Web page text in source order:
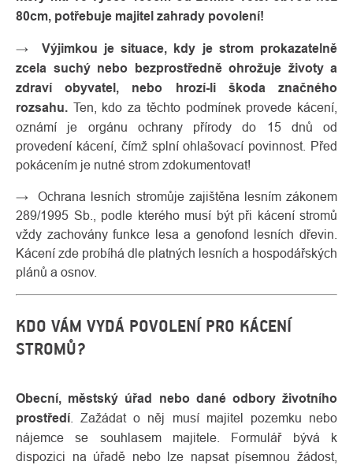
80cm, potřebuje majitel zahrady povolení!
→ Výjimkou je situace, kdy je strom prokazatelně
zcela suchý nebo bezprostředně ohrožuje životy a
zdraví obyvatel, nebo hrozí-li škoda značného
rozsahu. Ten, kdo za těchto podmínek provede kácení,
oznámí je orgánu ochrany přírody do 15 dnů od
provedení kácení, čímž splní ohlašovací povinnost. Před
pokácením je nutné strom zdokumentovat!
→ Ochrana lesních stromůje zajištěna lesním zákonem
289/1995 Sb., podle kterého musí být při kácení stromů
vždy zachovány funkce lesa a genofond lesních dřevin.
Kácení zde probíhá dle platných lesních a hospodářských
plánů a osnov.
KDO VÁM VYDÁ POVOLENÍ PRO KÁCENÍ
STROMŮ?
Obecní, městský úřad nebo dané odbory životního
prostředí . Zažádat o něj musí majitel pozemku nebo
nájemce se souhlasem majitele. Formulář bývá k
dispozici na úřadě nebo lze napsat písemnou žádost,